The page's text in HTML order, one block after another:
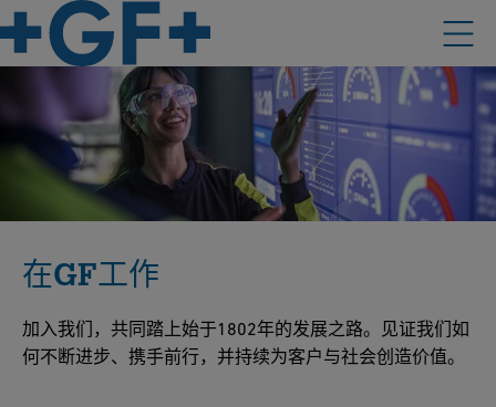
在GF工作
加入我们，共同踏上始于1802年的发展之路。见证我们如
何不断进步、携手前行，并持续为客户与社会创造价值。